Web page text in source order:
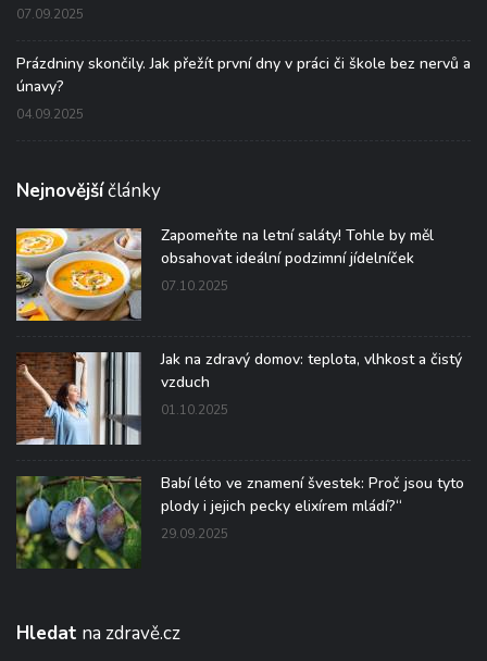
07.09.2025
Prázdniny skončily. Jak přežít první dny v práci či škole bez nervů a
únavy?
04.09.2025
Nejnovějšíčlánky
Zapomeňte na letní saláty! Tohle by měl
obsahovat ideální podzimní jídelníček
07.10.2025
Jak na zdravý domov: teplota, vlhkost a čistý
vzduch
01.10.2025
Babí léto ve znamení švestek: Proč jsou tyto
plody i jejich pecky elixírem mládí?“
29.09.2025
Hledat na zdravě.cz